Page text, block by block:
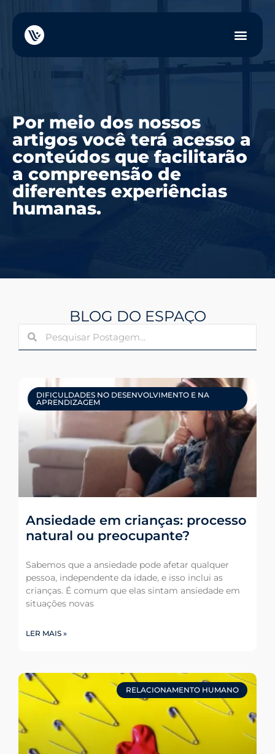
Por meio dos nossos
artigos você terá acesso a
conteúdos que facilitarão
a compreensão de
diferentes experiências
humanas.
BLOG DO ESPAÇO
DIFICULDADES NO DESENVOLVIMENTO E NA
APRENDIZAGEM
Ansiedade em crianças: processo
natural ou preocupante?
Sabemos que a ansiedade pode afetar qualquer
pessoa, independente da idade, e isso inclui as
crianças. É comum que elas sintam ansiedade em
situações novas
LER MAIS »
RELACIONAMENTO HUMANO